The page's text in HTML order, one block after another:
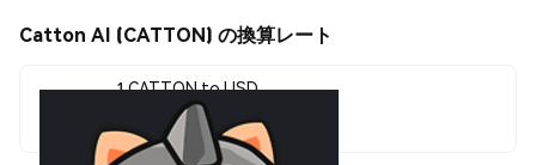
Catton AI (CATTON) の換算レート
1 CATTON to USD
$0.0<sub>8</sub>2049